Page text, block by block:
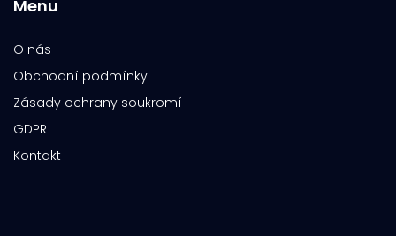
Menu
O nás
Obchodní podmínky
Zásady ochrany soukromí
GDPR
Kontakt